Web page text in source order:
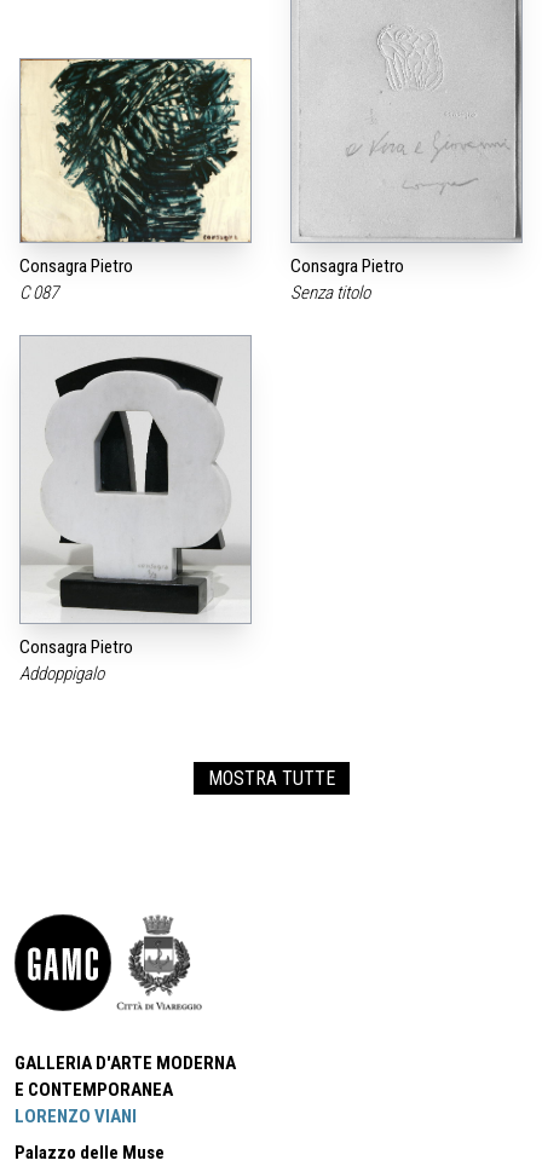
Consagra Pietro
C 087
Consagra Pietro
Senza titolo
Consagra Pietro
Addoppigalo
MOSTRA TUTTE
GALLERIA D'ARTE MODERNA
E CONTEMPORANEA
LORENZO VIANI
Palazzo delle Muse